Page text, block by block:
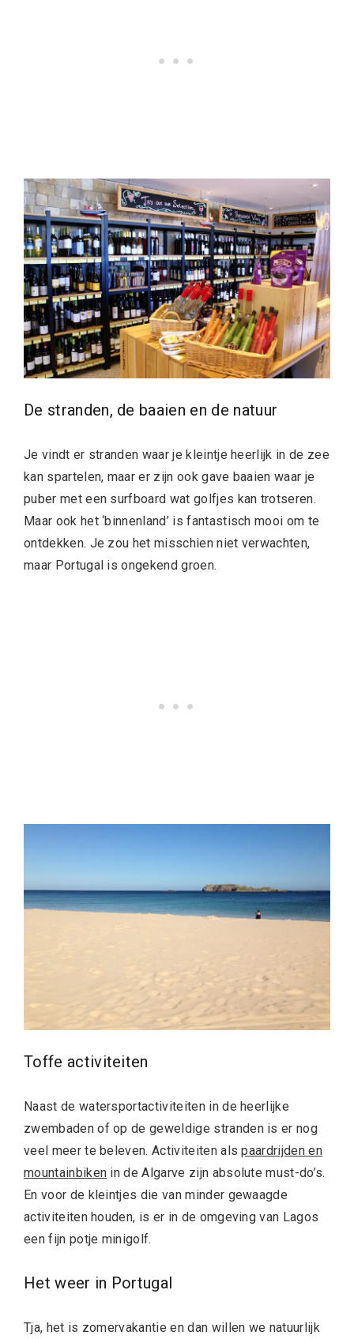
De stranden, de baaien en de natuur
Je vindt er stranden waar je kleintje heerlijk in de zee
kan spartelen, maar er zijn ook gave baaien waar je
puber met een surfboard wat golfjes kan trotseren.
Maar ook het ‘binnenland’ is fantastisch mooi om te
ontdekken. Je zou het misschien niet verwachten,
maar Portugal is ongekend groen.
Toffe activiteiten
Naast de watersportactiviteiten in de heerlijke
zwembaden of op de geweldige stranden is er nog
veel meer te beleven. Activiteiten alspaardrijden en
mountainbiken in de Algarve zijn absolute must-do’s.
En voor de kleintjes die van minder gewaagde
activiteiten houden, is er in de omgeving van Lagos
een fijn potje minigolf.
Het weer in Portugal
Tja, het is zomervakantie en dan willen we natuurlijk